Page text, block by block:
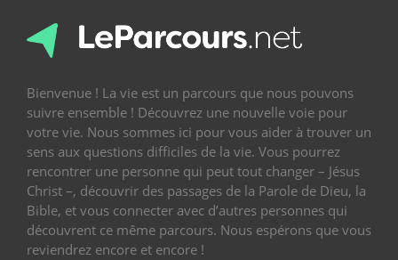
Bienvenue ! La vie est un parcours que nous pouvons
suivre ensemble ! Découvrez une nouvelle voie pour
votre vie. Nous sommes ici pour vous aider à trouver un
sens aux questions difficiles de la vie. Vous pourrez
rencontrer une personne qui peut tout changer – Jésus
Christ –, découvrir des passages de la Parole de Dieu, la
Bible, et vous connecter avec d’autres personnes qui
découvrent ce même parcours. Nous espérons que vous
reviendrez encore et encore !